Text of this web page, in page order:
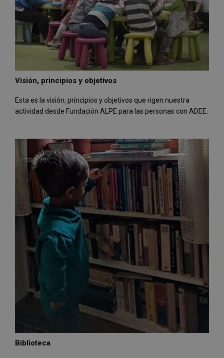
Visión, principios y objetivos
Esta es la visión, principios y objetivos que rigen nuestra
actividad desde Fundación ALPE para las personas con ADEE.
Biblioteca